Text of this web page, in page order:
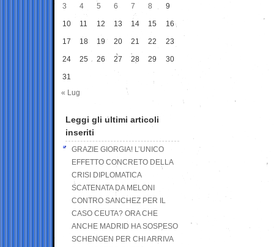
3 4 5 6 7 8 9
10 11 12 13 14 15 16
17 18 19 20 21 22 23
24 25 26 27 28 29 30
31
« Lug
Leggi gli ultimi articoli
inseriti
GRAZIE GIORGIA! L’UNICO
EFFETTO CONCRETO DELLA
CRISI DIPLOMATICA
SCATENATA DA MELONI
CONTRO SANCHEZ PER IL
CASO CEUTA? ORA CHE
ANCHE MADRID HA SOSPESO
SCHENGEN PER CHI ARRIVA